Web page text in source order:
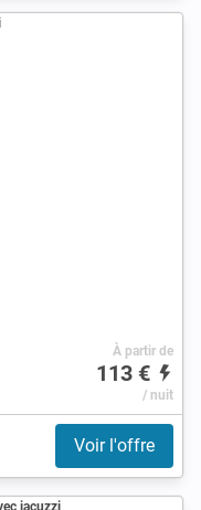
À partir de
113 €
/ nuit
Voir l'offre